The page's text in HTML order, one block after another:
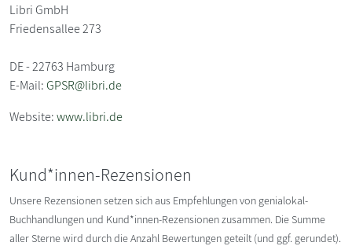
Libri GmbH
Friedensallee 273
DE - 22763 Hamburg
E-Mail:GPSR@libri.de
Website:www.libri.de
Kund*innen-Rezensionen
Unsere Rezensionen setzen sich aus Empfehlungen von genialokal-
Buchhandlungen und Kund*innen-Rezensionen zusammen. Die Summe
aller Sterne wird durch die Anzahl Bewertungen geteilt (und ggf. gerundet).